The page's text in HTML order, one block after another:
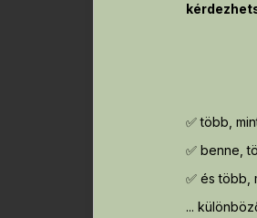
✅ több,
✅ benne,
✅ és több,
...